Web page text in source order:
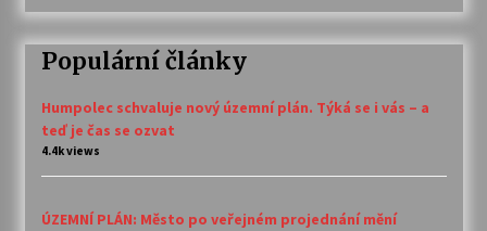
Populární články
Humpolec schvaluje nový územní plán. Týká se i vás – a
teď je čas se ozvat
4.4k views
ÚZEMNÍ PLÁN: Město po veřejném projednání mění